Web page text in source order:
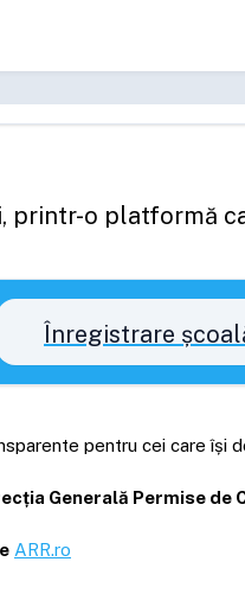
printr-o platformă
Înregistrare
pentru cei care își
Generală Permise de
ARR.ro